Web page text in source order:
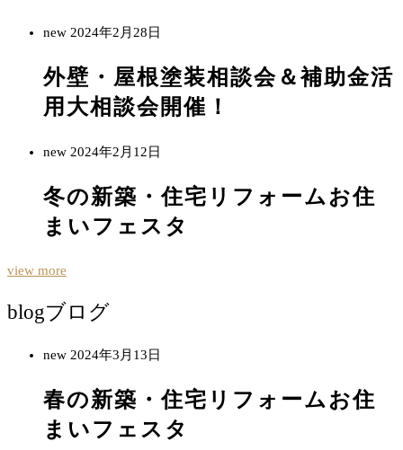
new 2024年2月28日
外壁・屋根塗装相談会＆補助金活
用大相談会開催！
new 2024年2月12日
冬の新築・住宅リフォームお住
まいフェスタ
view more
blogブログ
new 2024年3月13日
春の新築・住宅リフォームお住
まいフェスタ